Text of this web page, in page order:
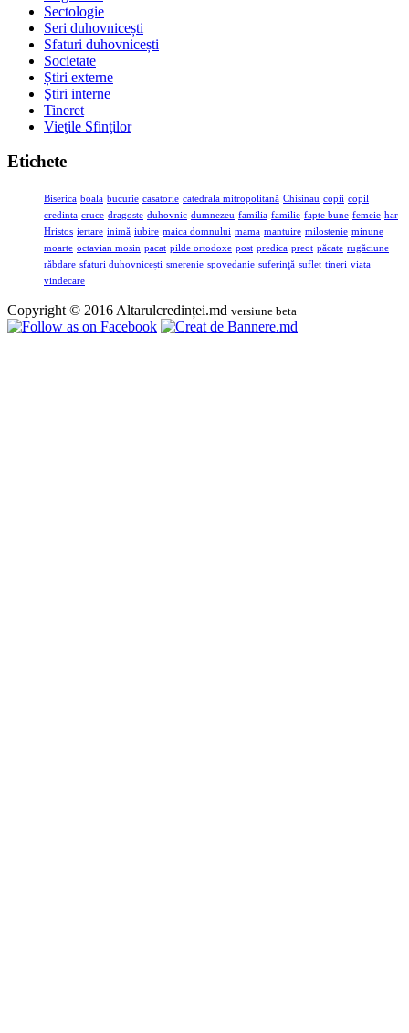
Sectologie
Seri duhovnicești
Sfaturi duhovnicești
Societate
Știri externe
Ştiri interne
Tineret
Vieţile Sfinţilor
Etichete
Biserica boala bucurie casatorie catedrala mitropolitană Chisinau copii copil
credinta cruce dragoste duhovnic dumnezeu familia familie fapte bune femeie har
Hristos iertare inimă iubire maica domnului mama mantuire milostenie minune
moarte octavian mosin pacat pilde ortodoxe post predica preot păcate rugăciune
răbdare sfaturi duhovnicești smerenie spovedanie suferinţă suflet tineri viata
vindecare
Copyright © 2016 Altarulcredinței.md versiune beta